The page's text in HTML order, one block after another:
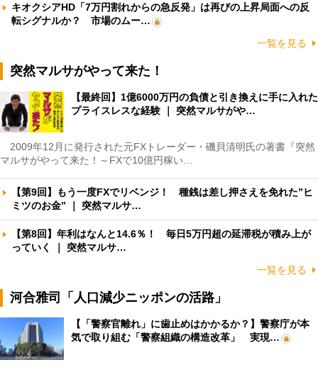
キオクシアHD「7万円割れからの急反発」は再びの上昇局面への反
転シグナルか？ 市場のムー…
一覧を見る
突然マルサがやって来た！
【最終回】1億6000万円の負債と引き換えに手に入れた
プライスレスな経験 ｜ 突然マルサがや…
2009年12月に発行された元FXトレーダー・磯貝清明氏の著書『突然
マルサがやって来た！～FXで10億円稼い…
【第9回】もう一度FXでリベンジ！ 種銭は差し押さえを免れた”ヒ
ミツのお金” ｜ 突然マルサ…
【第8回】年利はなんと14.6％！ 毎日5万円超の延滞税が積み上が
っていく ｜ 突然マルサ…
一覧を見る
河合雅司「人口減少ニッポンの活路」
【「警察官離れ」に歯止めはかかるか？】警察庁が本
気で取り組む「警察組織の構造改革」 実現…